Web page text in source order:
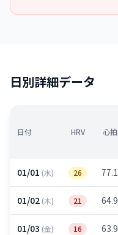
日別詳細データ
日付 HRV 心拍
01/01 (水) 26 77.1
01/02(木) 21 64.9
01/03 (金) 16 63.9